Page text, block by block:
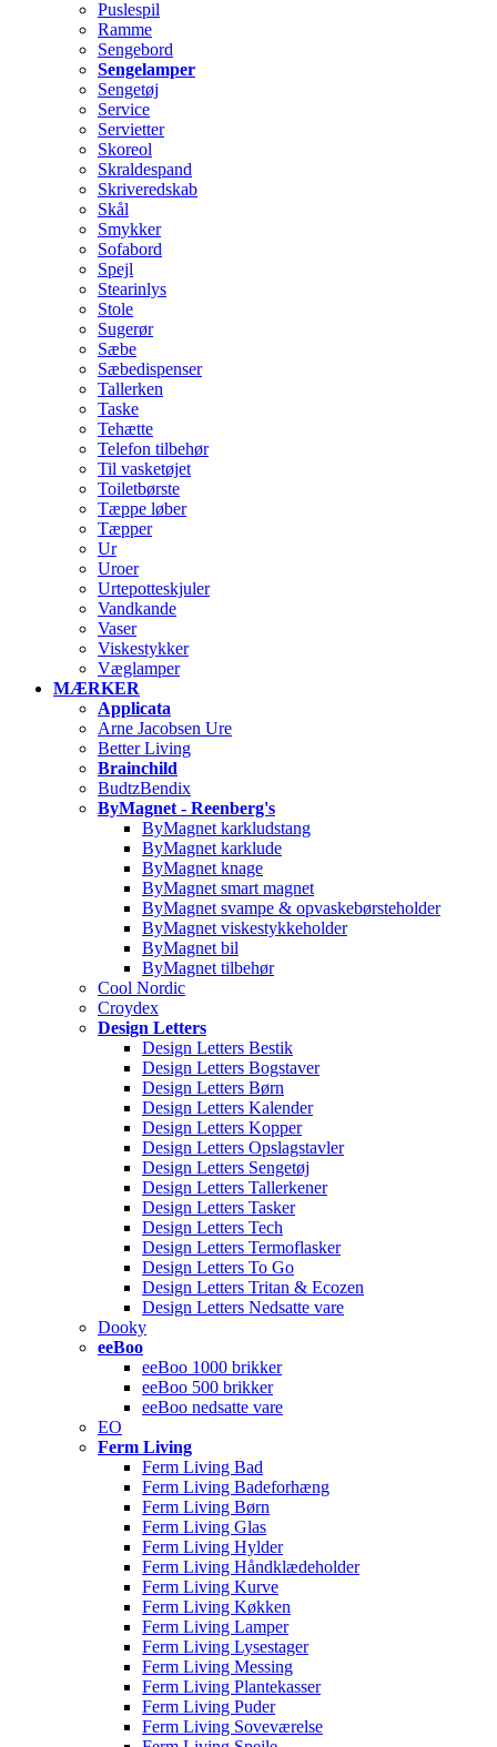
Puslespil
Ramme
Sengebord
Sengelamper
Sengetøj
Service
Servietter
Skoreol
Skraldespand
Skriveredskab
Skål
Smykker
Sofabord
Spejl
Stearinlys
Stole
Sugerør
Sæbe
Sæbedispenser
Tallerken
Taske
Tehætte
Telefon tilbehør
Til vasketøjet
Toiletbørste
Tæppe løber
Tæpper
Ur
Uroer
Urtepotteskjuler
Vandkande
Vaser
Viskestykker
Væglamper
MÆRKER
Applicata
Arne Jacobsen Ure
Better Living
Brainchild
BudtzBendix
ByMagnet - Reenberg's
ByMagnet karkludstang
ByMagnet karklude
ByMagnet knage
ByMagnet smart magnet
ByMagnet svampe & opvaskebørsteholder
ByMagnet viskestykkeholder
ByMagnet bil
ByMagnet tilbehør
Cool Nordic
Croydex
Design Letters
Design Letters Bestik
Design Letters Bogstaver
Design Letters Børn
Design Letters Kalender
Design Letters Kopper
Design Letters Opslagstavler
Design Letters Sengetøj
Design Letters Tallerkener
Design Letters Tasker
Design Letters Tech
Design Letters Termoflasker
Design Letters To Go
Design Letters Tritan & Ecozen
Design Letters Nedsatte vare
Dooky
eeBoo
eeBoo 1000 brikker
eeBoo 500 brikker
eeBoo nedsatte vare
EO
Ferm Living
Ferm Living Bad
Ferm Living Badeforhæng
Ferm Living Børn
Ferm Living Glas
Ferm Living Hylder
Ferm Living Håndklædeholder
Ferm Living Kurve
Ferm Living Køkken
Ferm Living Lamper
Ferm Living Lysestager
Ferm Living Messing
Ferm Living Plantekasser
Ferm Living Puder
Ferm Living Soveværelse